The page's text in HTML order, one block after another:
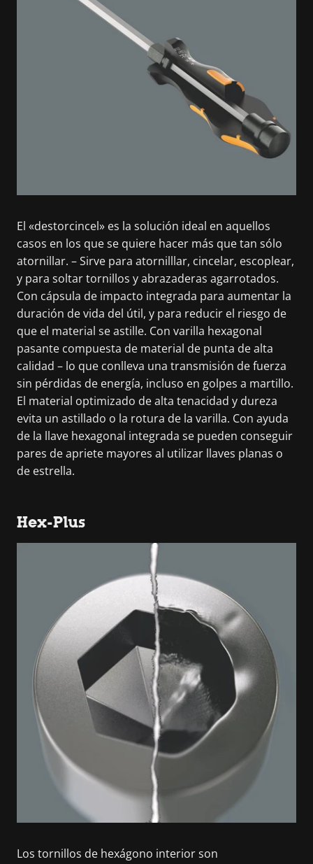
El «destorcincel» es la solución ideal en aquellos
casos en los que se quiere hacer más que tan sólo
atornillar. – Sirve para atornilllar, cincelar, escoplear,
y para soltar tornillos y abrazaderas agarrotados.
Con cápsula de impacto integrada para aumentar la
duración de vida del útil, y para reducir el riesgo de
que el material se astille. Con varilla hexagonal
pasante compuesta de material de punta de alta
calidad – lo que conlleva una transmisión de fuerza
sin pérdidas de energía, incluso en golpes a martillo.
El material optimizado de alta tenacidad y dureza
evita un astillado o la rotura de la varilla. Con ayuda
de la llave hexagonal integrada se pueden conseguir
pares de apriete mayores al utilizar llaves planas o
de estrella.
Hex-Plus
Los tornillos de hexágono interior son